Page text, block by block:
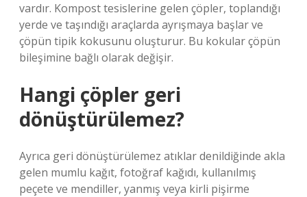
vardır. Kompost tesislerine gelen çöpler, toplandığı
yerde ve taşındığı araçlarda ayrışmaya başlar ve
çöpün tipik kokusunu oluşturur. Bu kokular çöpün
bileşimine bağlı olarak değişir.
Hangi çöpler geri
dönüştürülemez?
Ayrıca geri dönüştürülemez atıklar denildiğinde akla
gelen mumlu kağıt, fotoğraf kağıdı, kullanılmış
peçete ve mendiller, yanmış veya kirli pişirme